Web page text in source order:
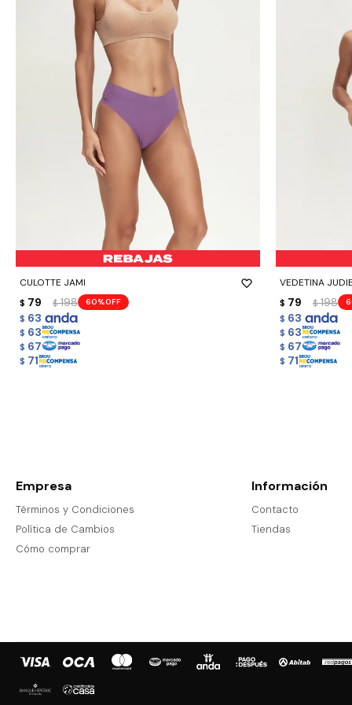
CULOTTE JAMI
$ 79 $ 198 60
$ 63
$ 63
$ 67
$ 71
- +
VEDETINA JUDIE
$ 79 $ 198
$ 63
$ 63
$ 67
$ 71
- +
Empresa
Términos y Condiciones
Política de Cambios
Cómo comprar
Información
Contacto
Tiendas